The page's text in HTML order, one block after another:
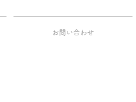
お問い合わせ